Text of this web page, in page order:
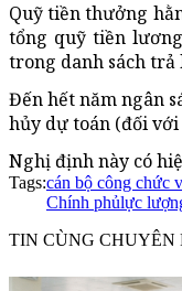
Quỹ tiền thưởng
tổng quỹ tiền
trong danh sách trả
Đến hết năm ngân
hủy dự toán (đối
Nghị định này có
Tags:cán bộ công chức
Chính phủlực
TIN CÙNG CHUYÊN